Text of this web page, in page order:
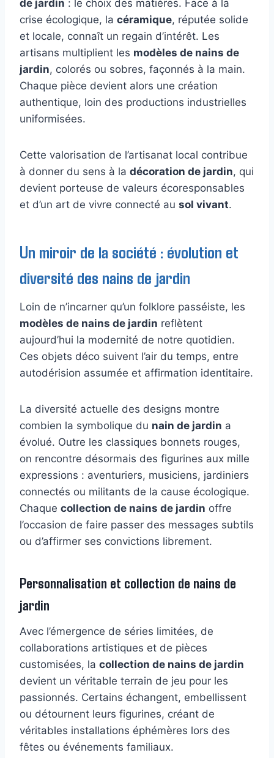
de jardin : le choix des matières. Face à la
crise écologique, la céramique, réputée solide
et locale, connaît un regain d’intérêt. Les
artisans multiplient les modèles de nains de
jardin, colorés ou sobres, façonnés à la main.
Chaque pièce devient alors une création
authentique, loin des productions industrielles
uniformisées.
Cette valorisation de l’artisanat local contribue
à donner du sens à la décoration de jardin, qui
devient porteuse de valeurs écoresponsables
et d’un art de vivre connecté au sol vivant.
Un miroir de la société : évolution et
diversité des nains de jardin
Loin de n’incarner qu’un folklore passéiste, les
modèles de nains de jardin reflètent
aujourd’hui la modernité de notre quotidien.
Ces objets déco suivent l’air du temps, entre
autodérision assumée et affirmation identitaire.
La diversité actuelle des designs montre
combien la symbolique du nain de jardin a
évolué. Outre les classiques bonnets rouges,
on rencontre désormais des figurines aux mille
expressions : aventuriers, musiciens, jardiniers
connectés ou militants de la cause écologique.
Chaque collection de nains de jardin offre
l’occasion de faire passer des messages subtils
ou d’affirmer ses convictions librement.
Personnalisation et collection de nains de
jardin
Avec l’émergence de séries limitées, de
collaborations artistiques et de pièces
customisées, la collection de nains de jardin
devient un véritable terrain de jeu pour les
passionnés. Certains échangent, embellissent
ou détournent leurs figurines, créant de
véritables installations éphémères lors des
fêtes ou événements familiaux.